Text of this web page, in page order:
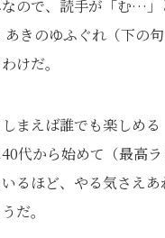
なので、読手が「む…
あきのゆふぐれ（下の
けだ。
まえば誰でも楽しめる
代から始めて（最高
るほど、やる気さえ
だ。